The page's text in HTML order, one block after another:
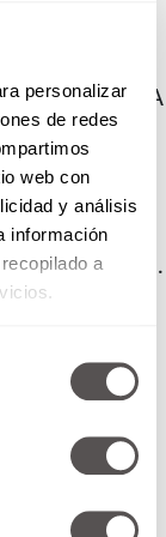
personalizar
de redes
web con
y análisis
información
a
su talento. A
chica, se
Mundial.
artista en
Édith
a su papá.
disco
con tan solo
que se
Asso.